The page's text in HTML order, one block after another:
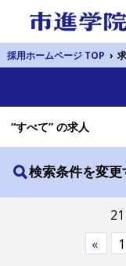
採用ホームページ TOP ›
“すべて” の求人
検索条件を変更
«
1